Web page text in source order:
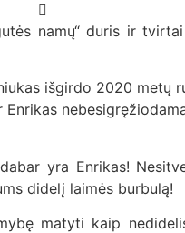
namų“ duris ir
išgirdo 2020 metų
yra Enrikas!
didelį laimės burbulą!
matyti kaip